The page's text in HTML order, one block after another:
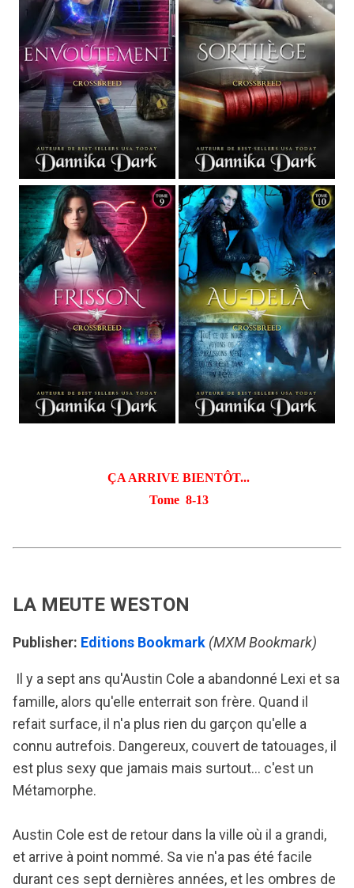
ÇA ARRIVE BIENTÔT...
Tome 8-13
LA MEUTE WESTON
Publisher: Editions Bookmark (MXM Bookmark)
Il y a sept ans qu'Austin Cole a abandonné Lexi et sa
famille, alors qu'elle enterrait son frère. Quand il
refait surface, il n'a plus rien du garçon qu'elle a
connu autrefois. Dangereux, couvert de tatouages, il
est plus sexy que jamais mais surtout... c'est un
Métamorphe.
Austin Cole est de retour dans la ville où il a grandi,
et arrive à point nommé. Sa vie n'a pas été facile
durant ces sept dernières années, et les ombres de